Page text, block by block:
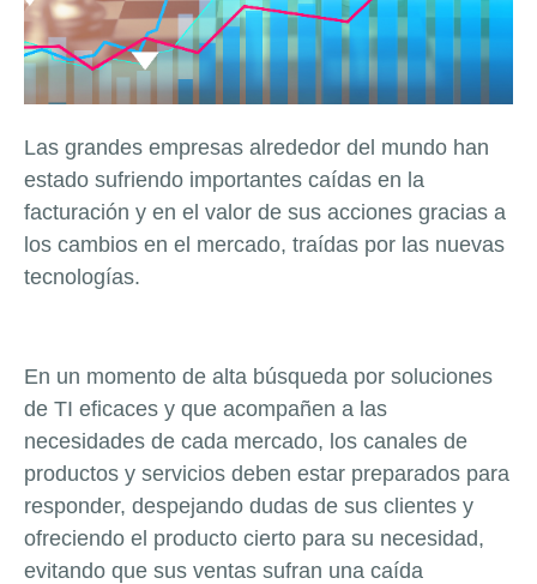
Las grandes empresas alrededor del mundo han
estado sufriendo importantes caídas en la
facturación y en el valor de sus acciones gracias a
los cambios en el mercado, traídas por las nuevas
tecnologías.
En un momento de alta búsqueda por soluciones
de TI eficaces y que acompañen a las
necesidades de cada mercado, los canales de
productos y servicios deben estar preparados para
responder, despejando dudas de sus clientes y
ofreciendo el producto cierto para su necesidad,
evitando que sus ventas sufran una caída